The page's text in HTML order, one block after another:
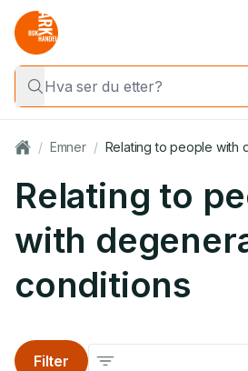
/ Emner / Relating to people with
Relating to
with
conditions
Filter